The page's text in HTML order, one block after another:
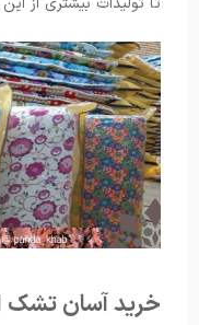
خرید آسان تشک